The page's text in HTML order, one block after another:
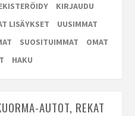
KIRJAUDU
LISÄYKSET
UUSIMMAT
SUOSITUIMMAT
OMAT
HAKU
AUTOT, REKAT